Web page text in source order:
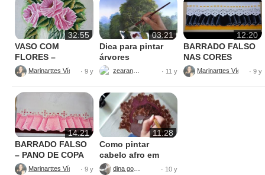
32:55
VASO COM
FLORES –
PINTURAS
· 9 y
03:21
Dica para pintar
árvores
zearantes · 11 y
12:20
BARRADO FALSO
NAS CORES
AMARELO E
PRETO
· 9 y
14:21
BARRADO FALSO
– PANO DE COPA
· 9 y
11:28
Como pintar
cabelo afro em
tecido
dina gomes · 10 y